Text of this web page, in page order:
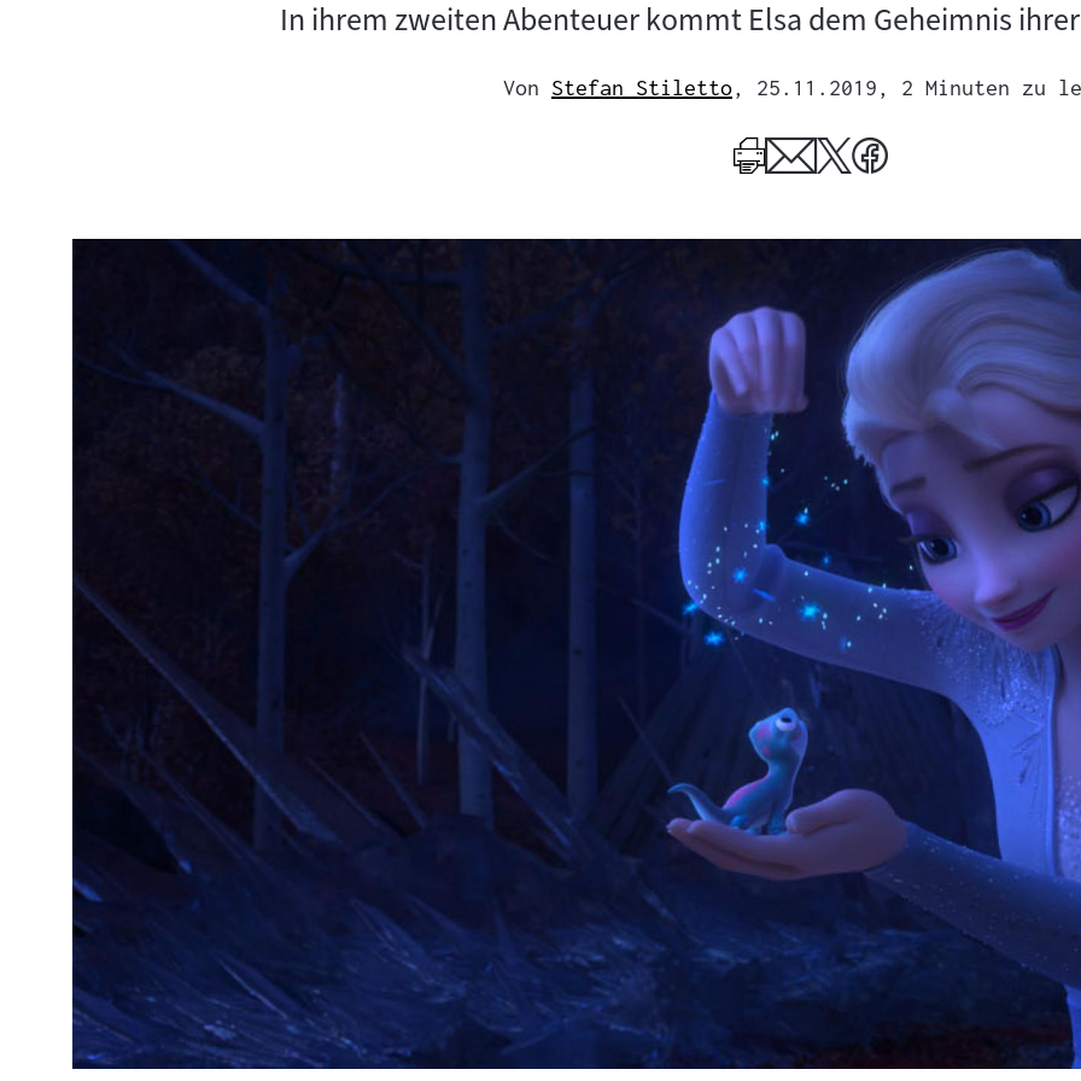
In ihrem zweiten Abenteuer kommt Elsa dem Geheimnis
Von Stefan Stiletto, 25.11.2019, 2 Minuten zu